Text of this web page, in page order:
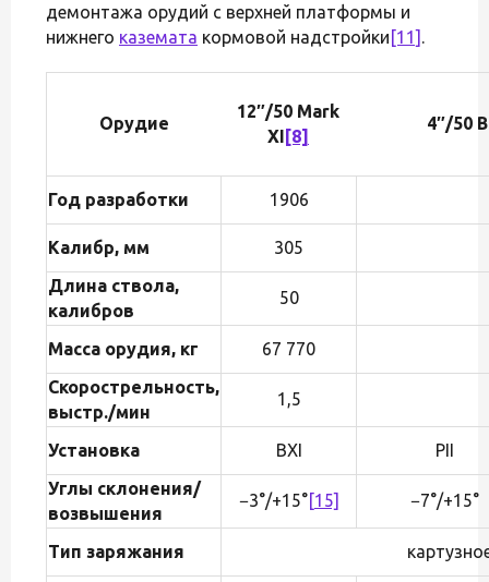
демонтажа орудий с верхней платформы и
нижнего каземата кормовой надстройки [11] .
Орудие
12″/50 Mark
XI [8]
4″/50
Год разработки 1906
Калибр, мм
305
Длина ствола,
калибров
50
Масса орудия, кг
67 770
Скорострельность,
выстр./мин
1,5
Установка BXI
PII
Углы склонения/
возвышения
−3°/+15°[15] −7°/+15°
Тип заряжания